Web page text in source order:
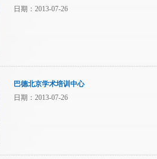
日期：2013-07-26
巴德北京学术培训中心
日期：2013-07-26